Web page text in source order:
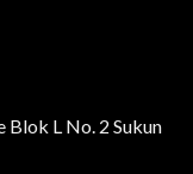
Blok L No. 2 Sukun